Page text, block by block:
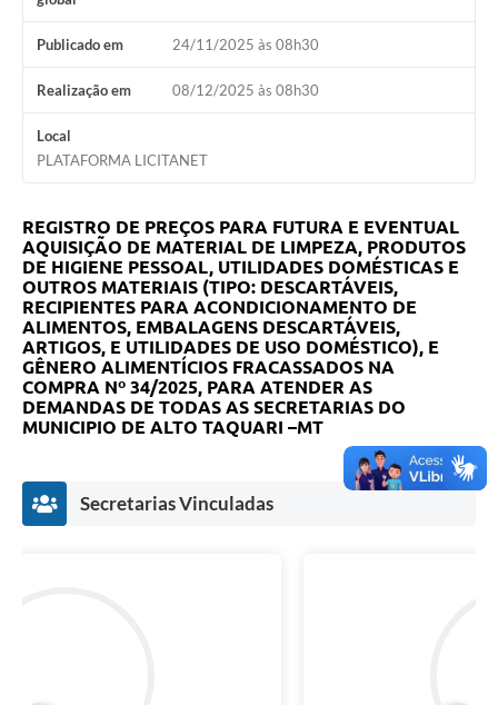
Publicado em 24/11/2025 às 08h30
Realização em 08/12/2025 às 08h30
Local
PLATAFORMA LICITANET
REGISTRO DE PREÇOS PARA FUTURA E EVENTUAL
AQUISIÇÃO DE MATERIAL DE LIMPEZA, PRODUTOS
DE HIGIENE PESSOAL, UTILIDADES DOMÉSTICAS E
OUTROS MATERIAIS (TIPO: DESCARTÁVEIS,
RECIPIENTES PARA ACONDICIONAMENTO DE
ALIMENTOS, EMBALAGENS DESCARTÁVEIS,
ARTIGOS, E UTILIDADES DE USO DOMÉSTICO), E
GÊNERO ALIMENTÍCIOS FRACASSADOS NA
COMPRA Nº 34/2025, PARA ATENDER AS
DEMANDAS DE TODAS AS SECRETARIAS DO
MUNICIPIO DE ALTO TAQUARI –MT
Secretarias Vinculadas